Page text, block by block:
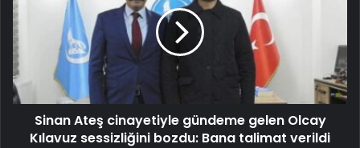
Sinan Ateş cinayetiyle gündeme gelen Olcay
Kılavuz sessizliğini bozdu: Bana talimat verildi